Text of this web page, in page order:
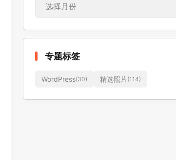
专题标签
WordPress(30) 精选照片(114)